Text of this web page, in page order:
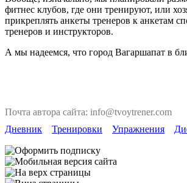
фитнес клубов, где они тренируют, или
прикреплять анкеты тренеров к анкетам
тренеров и инструкторов.
А мы надеемся, что город Вагаршапат в
Почта автора сайта: info@tvoytrener.com
Дневник
Тренировки Упражнения